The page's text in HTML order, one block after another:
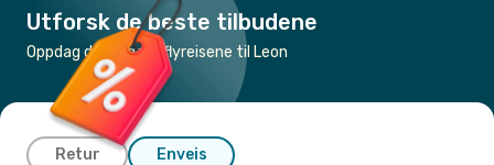
Utforsk de beste tilbudene
Oppdag de billigste flyreisene til Leon
Retur Enveis